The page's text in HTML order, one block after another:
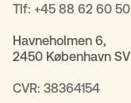
Tlf: +45 88 62 60 50
Havneholmen 6,
2450 København SV
CVR: 38364154